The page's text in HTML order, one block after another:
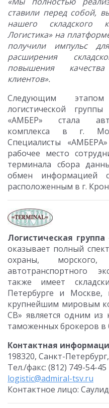
ставили перед собой,
нашего складского
Логистика» на
получили импульс
расширения
повышения
клиентов».
Следующим
логистической
«АМБЕР» стала
комплекса в г.
Специалисты
рабочее место
терминала сбора
обмен информацией
расположенным в г.
Логистическая
оказывает полный
охраны, морского,
автотранспортного
также имеет
Петербурге и Москве,
крупнейшим мировым
СВ» является одним из
таможенных брокеров в
Контактная
198320, Санкт-
Тел./факс: (812) 749-54-45
logistic@admiral-tsv.ru
Контактное лицо: